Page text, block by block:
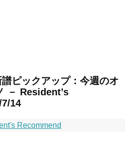
ピックアップ：今週のオ
－ Resident’s
14
Recommend